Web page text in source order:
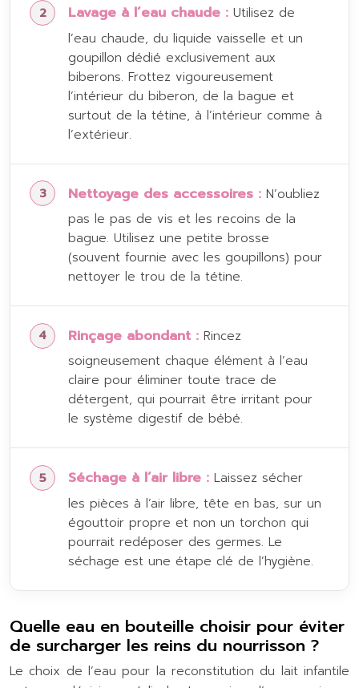
Lavage à l’eau chaude : Utilisez de
l’eau chaude, du liquide vaisselle et un
goupillon dédié exclusivement aux
biberons. Frottez vigoureusement
l’intérieur du biberon, de la bague et
surtout de la tétine, à l’intérieur comme à
l’extérieur.
Nettoyage des accessoires : N’oubliez
pas le pas de vis et les recoins de la
bague. Utilisez une petite brosse
(souvent fournie avec les goupillons) pour
nettoyer le trou de la tétine.
Rinçage abondant : Rincez
soigneusement chaque élément à l’eau
claire pour éliminer toute trace de
détergent, qui pourrait être irritant pour
le système digestif de bébé.
Séchage à l’air libre : Laissez sécher
les pièces à l’air libre, tête en bas, sur un
égouttoir propre et non un torchon qui
pourrait redéposer des germes. Le
séchage est une étape clé de l’hygiène.
Quelle eau en bouteille choisir pour éviter
de surcharger les reins du nourrisson ?
Le choix de l’eau pour la reconstitution du lait infantile